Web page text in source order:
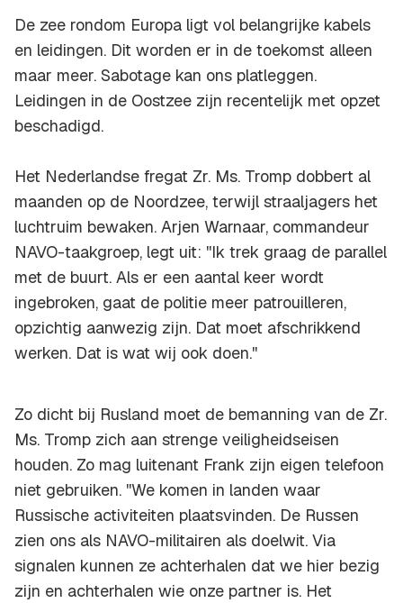
De zee rondom Europa ligt vol belangrijke kabels
en leidingen. Dit worden er in de toekomst alleen
maar meer. Sabotage kan ons platleggen.
Leidingen in de Oostzee zijn recentelijk met opzet
beschadigd.
Het Nederlandse fregat Zr. Ms. Tromp dobbert al
maanden op de Noordzee, terwijl straaljagers het
luchtruim bewaken. Arjen Warnaar, commandeur
NAVO-taakgroep, legt uit: ''Ik trek graag de parallel
met de buurt. Als er een aantal keer wordt
ingebroken, gaat de politie meer patrouilleren,
opzichtig aanwezig zijn. Dat moet afschrikkend
werken. Dat is wat wij ook doen.''
Zo dicht bij Rusland moet de bemanning van de Zr.
Ms. Tromp zich aan strenge veiligheidseisen
houden. Zo mag luitenant Frank zijn eigen telefoon
niet gebruiken. ''We komen in landen waar
Russische activiteiten plaatsvinden. De Russen
zien ons als NAVO-militairen als doelwit. Via
signalen kunnen ze achterhalen dat we hier bezig
zijn en achterhalen wie onze partner is. Het